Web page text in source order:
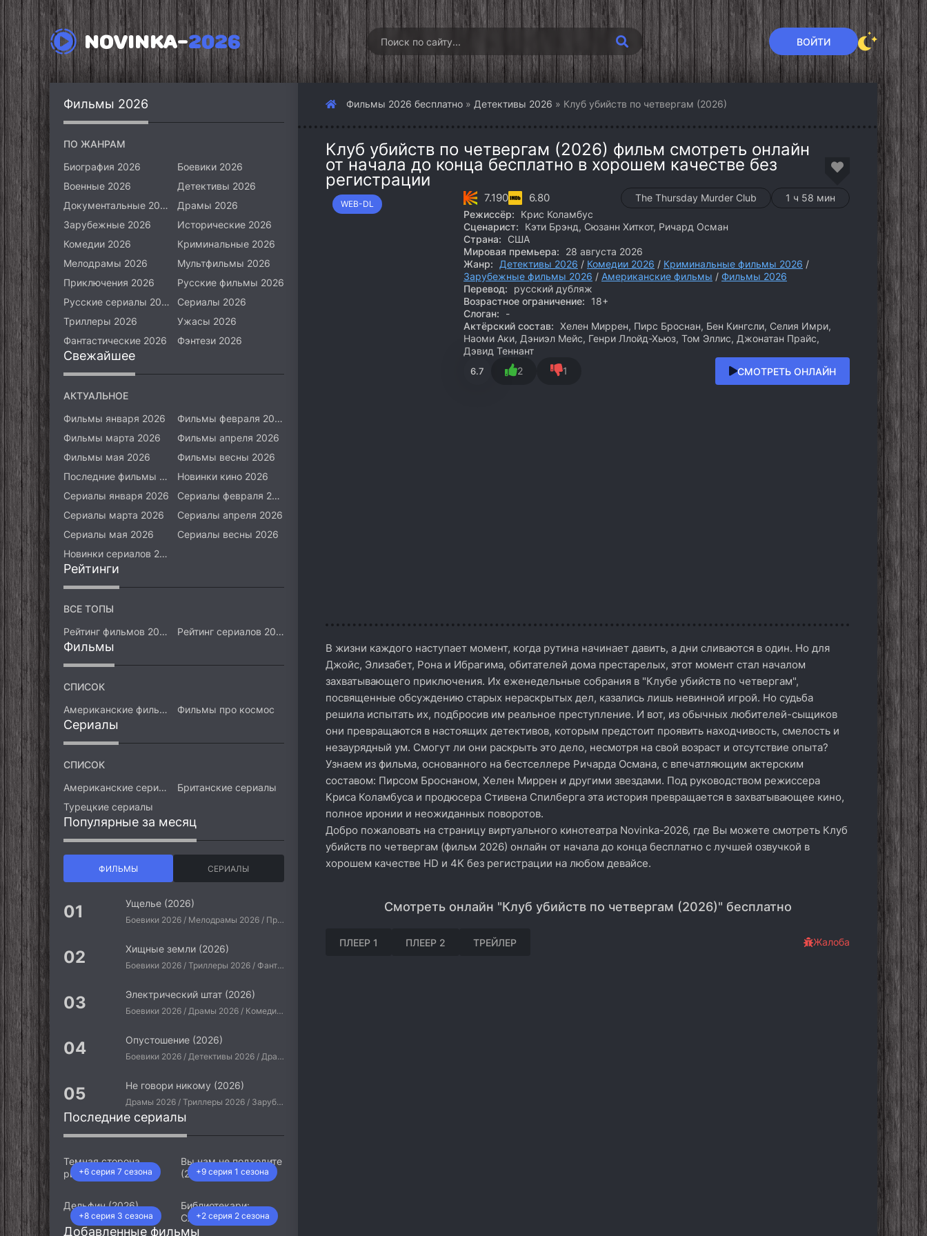
NOVINKA-2026 ВОЙТИ
Фильмы 2026 бесплатно » Детективы 2026 » Клуб убийств по четвергам (2026)
Клуб убийств по четвергам (2026) фильм смотреть онлайн
от начала до конца бесплатно в хорошем качестве без
регистрации
WEB-DL 7.190 6.80 The Thursday Murder Club
1 ч 58 мин
Режиссёр:
Крис Коламбус
Сценарист:
Кэти Брэнд, Сюзанн Хиткот, Ричард Осман
Страна:
США
Мировая премьера:
28 августа 2026
Жанр:
Детективы 2026 / Комедии 2026 / Криминальные фильмы 2026 /
Зарубежные фильмы 2026 / Американские фильмы / Фильмы 2026
Перевод:
русский дубляж
Возрастное ограничение:
18+
Слоган:
-
Актёрский состав: Хелен Миррен, Пирс Броснан, Бен Кингсли, Селия Имри,
Наоми Аки, Дэниэл Мейс, Генри Ллойд-Хьюз, Том Эллис, Джонатан Прайс,
Дэвид Теннант
6.7 2 1 СМОТРЕТЬ ОНЛАЙН
В жизни каждого наступает момент, когда рутина начинает давить, а дни сливаются в один. Но для
Джойс, Элизабет, Рона и Ибрагима, обитателей дома престарелых, этот момент стал началом
захватывающего приключения. Их еженедельные собрания в "Клубе убийств по четвергам",
посвященные обсуждению старых нераскрытых дел, казались лишь невинной игрой. Но судьба
решила испытать их, подбросив им реальное преступление. И вот, из обычных любителей-сыщиков
они превращаются в настоящих детективов, которым предстоит проявить находчивость, смелость и
незаурядный ум. Смогут ли они раскрыть это дело, несмотря на свой возраст и отсутствие опыта?
Узнаем из фильма, основанного на бестселлере Ричарда Османа, с впечатляющим актерским
составом: Пирсом Броснаном, Хелен Миррен и другими звездами. Под руководством режиссера
Криса Коламбуса и продюсера Стивена Спилберга эта история превращается в захватывающее кино,
полное иронии и неожиданных поворотов.
Добро пожаловать на страницу виртуального кинотеатра Novinka-2026, где Вы можете смотреть Клуб
убийств по четвергам (фильм 2026) онлайн от начала до конца бесплатно с лучшей озвучкой в
хорошем качестве HD и 4K без регистрации на любом девайсе.
Смотреть онлайн "Клуб убийств по четвергам (2026)" бесплатно
ПЛЕЕР 1 ПЛЕЕР 2 ТРЕЙЛЕР Жалоба
Фильмы 2026
ПО ЖАНРАМ
Биография 2026
Боевики 2026
Военные 2026
Детективы 2026
Документальные 2026
Драмы 2026
Зарубежные 2026
Исторические 2026
Комедии 2026
Криминальные 2026
Мелодрамы 2026
Мультфильмы 2026
Приключения 2026
Русские фильмы 2026
Русские сериалы 2026
Сериалы 2026
Триллеры 2026
Ужасы 2026
Фантастические 2026
Фэнтези 2026
Свежайшее
АКТУАЛЬНОЕ
Фильмы января 2026
Фильмы февраля 2026
Фильмы марта 2026
Фильмы апреля 2026
Фильмы мая 2026
Фильмы весны 2026
Последние фильмы 2026
Новинки кино 2026
Сериалы января 2026
Сериалы февраля 2026
Сериалы марта 2026
Сериалы апреля 2026
Сериалы мая 2026
Сериалы весны 2026
Новинки сериалов 2026
Рейтинги
ВСЕ ТОПЫ
Рейтинг фильмов 2026
Рейтинг сериалов 2026
Фильмы
СПИСОК
Американские фильмы
Фильмы про космос
Сериалы
СПИСОК
Американские сериалы
Британские сериалы
Турецкие сериалы
Популярные за месяц
ФИЛЬМЫ СЕРИАЛЫ
Ущелье (2026)
Боевики 2026 / Мелодрамы 2026 / Приключения 2026 / Ужасы 2026 / Фантастические 2026 / Зарубежные фильмы 2026 / Американские фильмы / Фильмы 2026
Хищные земли (2026)
Боевики 2026 / Триллеры 2026 / Фантастические 2026 / Зарубежные фильмы 2026 / Американские фильмы / Фильмы 2026
Электрический штат (2026)
Боевики 2026 / Драмы 2026 / Комедии 2026 / Приключения 2026 / Фантастические 2026 / Зарубежные фильмы 2026 / Американские фильмы / Фильмы 2026
Опустошение (2026)
Боевики 2026 / Детективы 2026 / Драмы 2026 / Криминальные фильмы 2026 / Триллеры 2026 / Зарубежные фильмы 2026 / Американские фильмы / Фильмы 2026
Не говори никому (2026)
Драмы 2026 / Триллеры 2026 / Зарубежные фильмы 2026 / Американские фильмы / Фильмы 2026
Последние сериалы
+6 серия 7 сезона
Темная сторона
ринга (2026)
+9 серия 1 сезона
Вы нам не подходите
(2026)
+8 серия 3 сезона
Дельфин (2026)
+2 серия 2 сезона
Библиотекари:
Следующая глава
(2026)
Добавленные фильмы